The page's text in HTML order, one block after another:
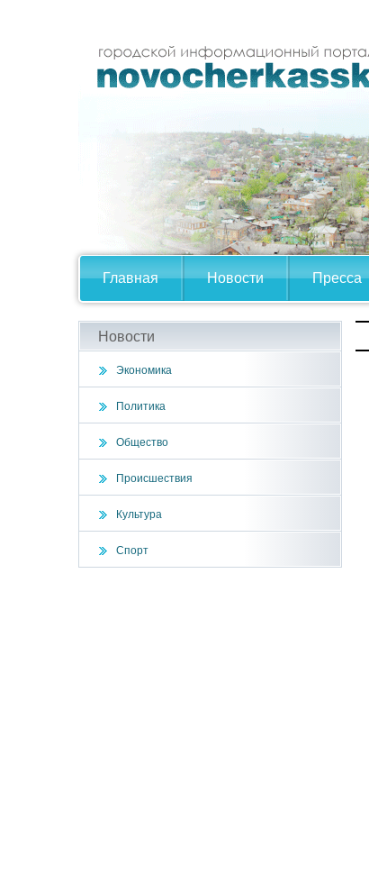
Главная Новости Пресса
Новости
Экономика
Политика
Общество
Происшествия
Культура
Спорт